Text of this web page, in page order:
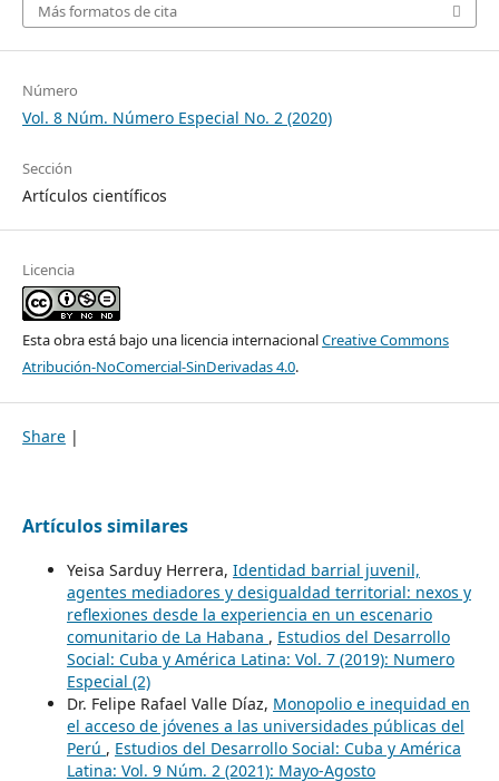
Más formatos de cita
Número
Vol. 8 Núm. Número Especial No. 2 (2020)
Sección
Artículos científicos
Licencia
Esta obra está bajo una licencia internacionalCreative Commons
Atribución-NoComercial-SinDerivadas 4.0.
Share |
Artículos similares
Yeisa Sarduy Herrera, Identidad barrial juvenil,
agentes mediadores y desigualdad territorial: nexos y
reflexiones desde la experiencia en un escenario
comunitario de La Habana , Estudios del Desarrollo
Social: Cuba y América Latina: Vol. 7 (2019): Numero
Especial (2)
Dr. Felipe Rafael Valle Díaz, Monopolio e inequidad en
el acceso de jóvenes a las universidades públicas del
Perú , Estudios del Desarrollo Social: Cuba y América
Latina: Vol. 9 Núm. 2 (2021): Mayo-Agosto